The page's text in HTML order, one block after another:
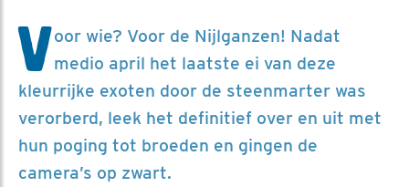
Voor wie? Voor de Nijlganzen! Nadat
medio april het laatste ei van deze
kleurrijke exoten door de steenmarter was
verorberd, leek het definitief over en uit met
hun poging tot broeden en gingen de
camera’s op zwart.